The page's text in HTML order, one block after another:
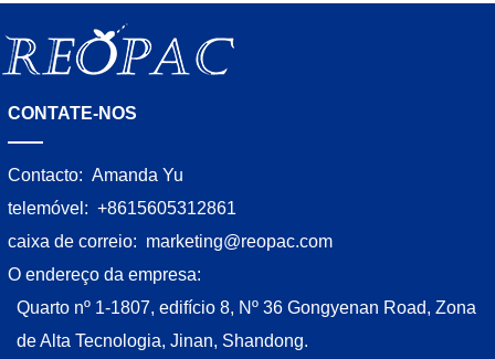
CONTATE-NOS
Contacto: Amanda Yu
telemóvel: +8615605312861
caixa de correio: marketing@reopac.com
O endereço da empresa:
Quarto nº 1-1807, edifício 8, Nº 36 Gongyenan Road, Zona
de Alta Tecnologia, Jinan, Shandong.